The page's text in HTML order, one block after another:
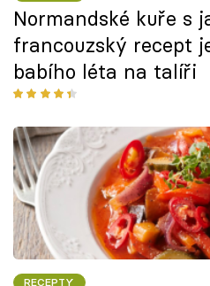
Normandské kuře s
francouzský recept
babího léta na talíři
RECEPTY